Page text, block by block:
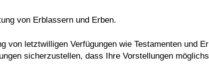
von Erblassern und Erben.
von letztwilligen Verfügungen wie Testamenten und
sicherzustellen, dass Ihre Vorstellungen